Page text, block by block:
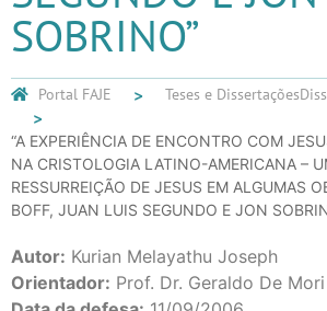
SOBRINO”
Portal FAJE Teses e Dissertações
“A EXPERIÊNCIA DE ENCONTRO COM
NA CRISTOLOGIA LATINO-AMERICANA –
RESSURREIÇÃO DE JESUS EM ALGUMAS
BOFF, JUAN LUIS SEGUNDO E JON
Autor: Kurian Melayathu Joseph
Orientador: Prof. Dr. Geraldo De Mori